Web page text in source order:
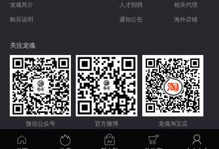
龙魂简介
购买说明
人才招聘
通知公告
相关代理
海外店铺
关注龙魂
微信公众号 官方微博 龙魂淘宝店